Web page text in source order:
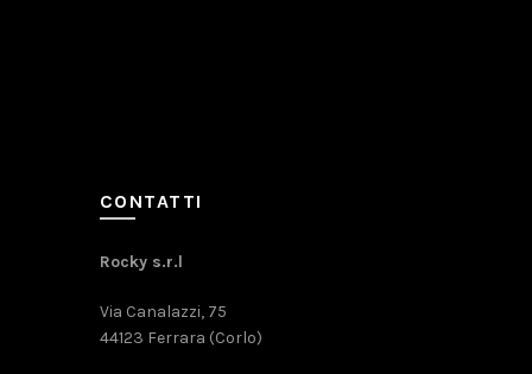
CONTATTI
Rocky s.r.l
Via Canalazzi, 75
44123 Ferrara (Corlo)